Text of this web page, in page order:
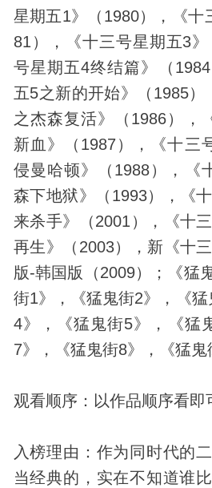
星期五1》（1980），《十
81），《十三号星期五3
号星期五4终结篇》（
五5之新的开始》（1985）
之杰森复活》（1986），
新血》（1987），《十三
侵曼哈顿》（1988），《
森下地狱》（1993），《
来杀手》（2001），《十
再生》（2003），新《十
版-韩国版（2009）；《猛
街1》，《猛鬼街2》，《
4》，《猛鬼街5》，《猛
7》，《猛鬼街8》，《猛鬼
观看顺序：以作品顺序看即
入榜理由：作为同时代的
当经典的，实在不知道谁